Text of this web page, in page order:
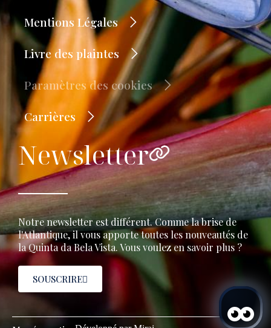
Mentions Légales
Livre des plaintes
Paramètres des cookies
Carrières
Newsletter
Notre newsletter est différent. Comme la brise de
l'Atlantique, il vous apporte toutes les nouveautés de
la Quinta da Bela Vista. Vous voulez en savoir plus ?
SOUSCRIRE